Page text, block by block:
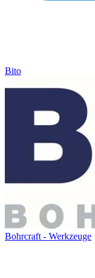
Bito
Bohrcraft - Werkzeuge